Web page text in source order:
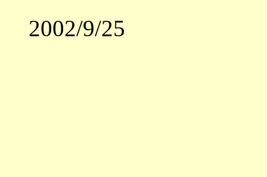
2002/9/25